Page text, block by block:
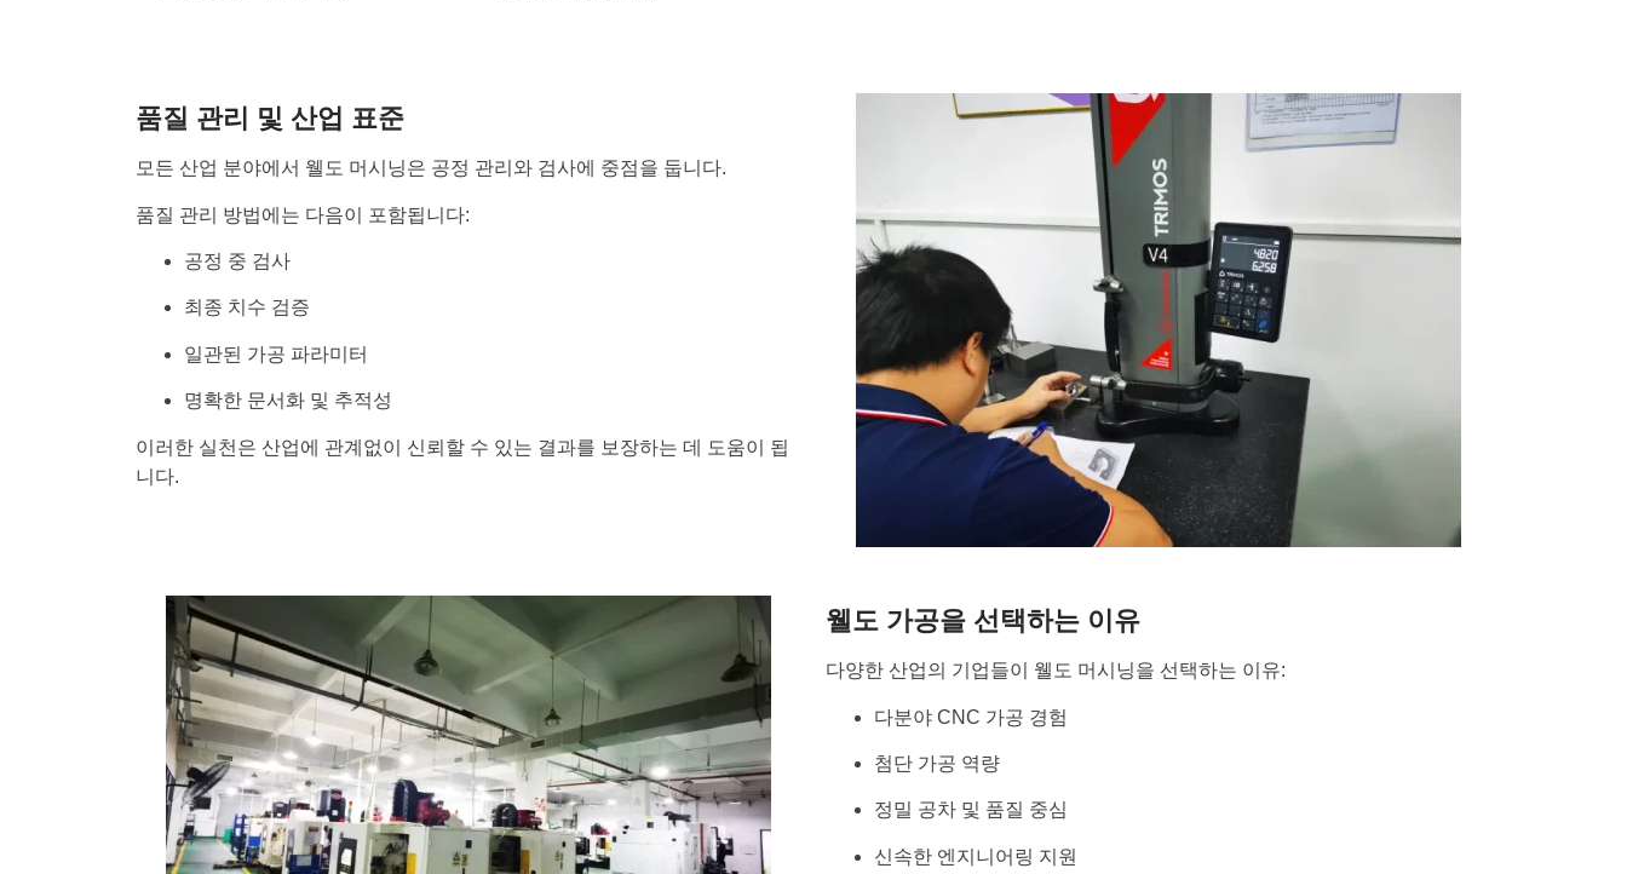
품질 관리 및 산업 표준
모든 산업 분야에서 웰도 머시닝은 공정 관리와 검사에 중점을 둡니다.
품질 관리 방법에는 다음이 포함됩니다:
공정 중 검사
최종 치수 검증
일관된 가공 파라미터
명확한 문서화 및 추적성
이러한 실천은 산업에 관계없이 신뢰할 수 있는 결과를 보장하는 데 도움이 됩
니다.
웰도 가공을 선택하는 이유
다양한 산업의 기업들이 웰도 머시닝을 선택하는 이유:
다분야 CNC 가공 경험
첨단 가공 역량
정밀 공차 및 품질 중심
신속한 엔지니어링 지원